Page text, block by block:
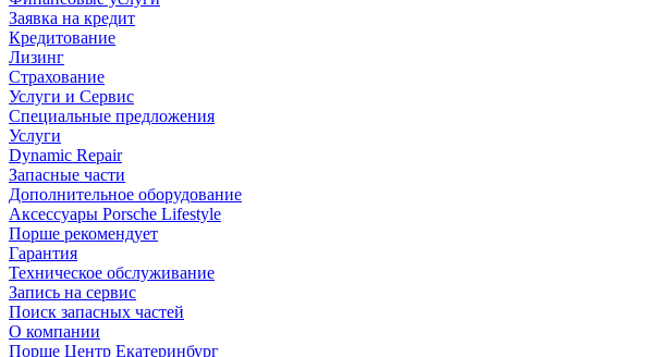
Заявка на кредит
Кредитование
Лизинг
Страхование
Услуги и Сервис
Специальные предложения
Услуги
Dynamic Repair
Запасные части
Дополнительное оборудование
Аксессуары Porsche Lifestyle
Порше рекомендует
Гарантия
Техническое обслуживание
Запись на сервис
Поиск запасных частей
О компании
Порше Центр Екатеринбург